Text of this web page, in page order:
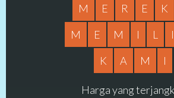
M
E R E K
M
E M I L I
K
A M I
Harga yang